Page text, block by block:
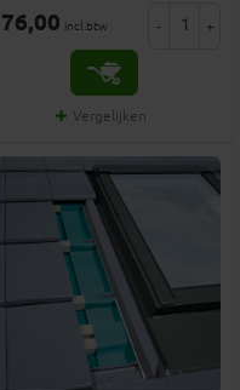
incl.btw - +
Vergelijken